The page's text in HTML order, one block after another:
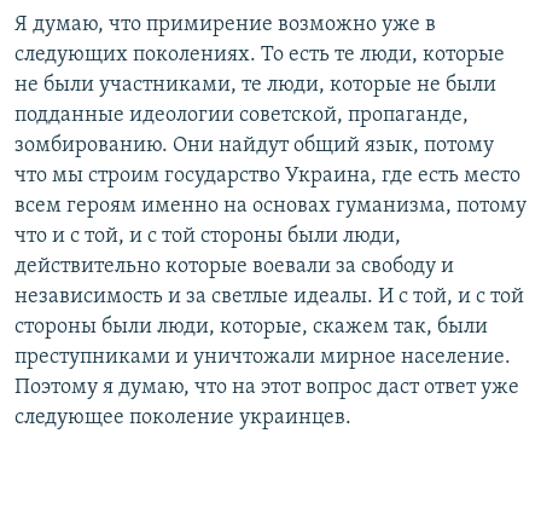
Я думаю, что примирение возможно уже в
следующих поколениях. То есть те люди, которые
не были участниками, те люди, которые не были
подданные идеологии советской, пропаганде,
зомбированию. Они найдут общий язык, потому
что мы строим государство Украина, где есть место
всем героям именно на основах гуманизма, потому
что и с той, и с той стороны были люди,
действительно которые воевали за свободу и
независимость и за светлые идеалы. И с той, и с той
стороны были люди, которые, скажем так, были
преступниками и уничтожали мирное население.
Поэтому я думаю, что на этот вопрос даст ответ уже
следующее поколение украинцев.